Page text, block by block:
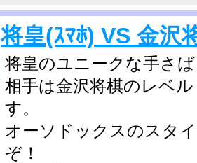
将皇(ｽﾏﾎ) VS 金沢
将皇のユニークな手さ
相手は金沢将棋のレベ
す。
オーソドックスのスタ
ぞ！